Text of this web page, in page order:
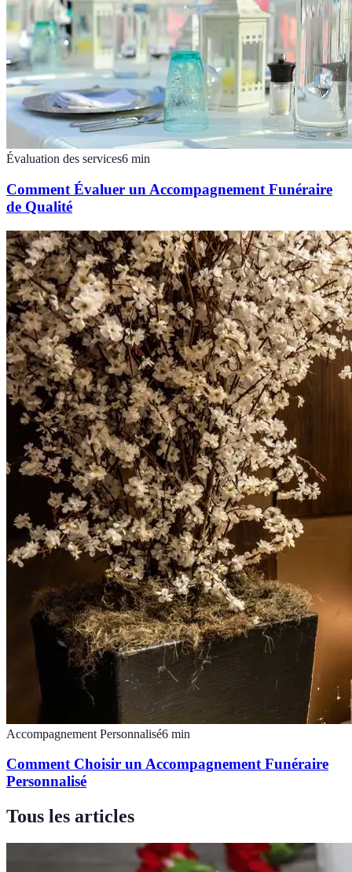
Évaluation des services6 min
Comment Évaluer un Accompagnement Funéraire
de Qualité
Accompagnement Personnalisé6 min
Comment Choisir un Accompagnement Funéraire
Personnalisé
Tous les articles